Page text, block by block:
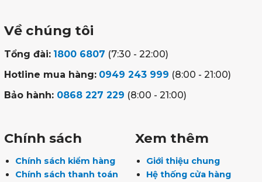
Về chúng tôi
Tổng đài: 1800 6807 (7:30 - 22:00)
Hotline mua hàng: 0949 243 999 (8:00 - 21:00)
Bảo hành: 0868 227 229 (8:00 - 21:00)
Chính sách
Chính sách kiểm hàng
Chính sách thanh toán
Xem thêm
Giới thiệu chung
Hệ thống cửa hàng